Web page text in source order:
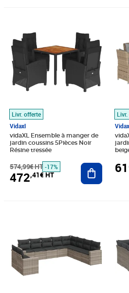
Livr. offerte
Vidaxl
vidaXL Ensemble à manger de
jardin coussins 5Pièces Noir
Résine tressée
574,99€ HT -17%
472,41€ HT
Ajouter